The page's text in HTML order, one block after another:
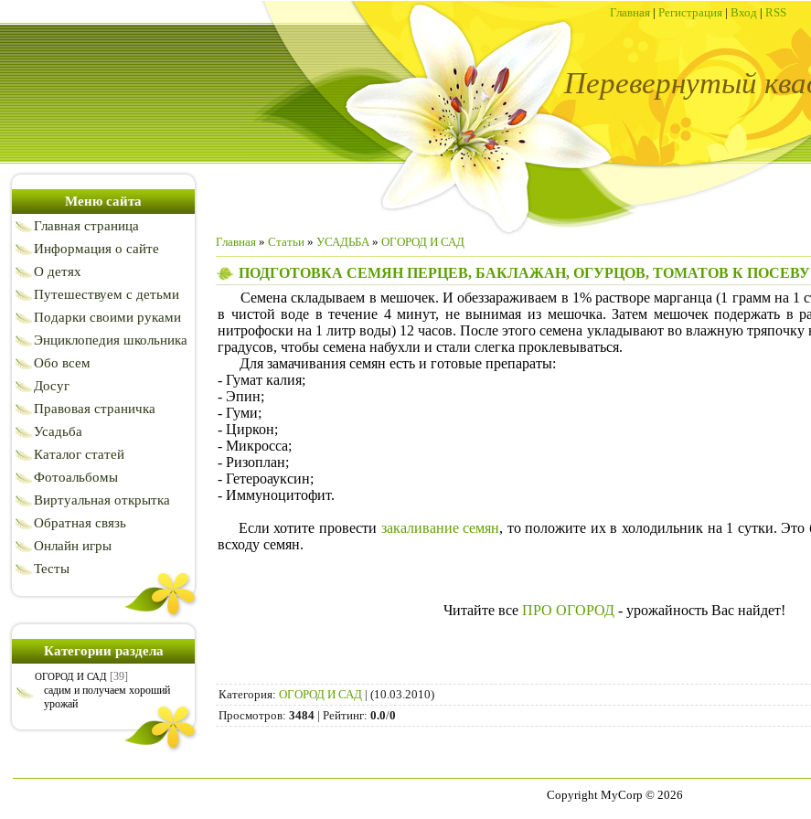
Главная | Регистрация | Вход | RSS
Перевернутый
Меню сайта
Главная страница
Информация о сайте
О детях
Путешествуем с детьми
Подарки своими руками
Энциклопедия школьника
Обо всем
Досуг
Правовая страничка
Усадьба
Каталог статей
Фотоальбомы
Виртуальная открытка
Обратная связь
Онлайн игры
Тесты
Категории раздела
ОГОРОД И САД [39]
садим и получаем хороший
урожай
Главная » Статьи » УСАДЬБА» ОГОРОД И САД
ПОДГОТОВКА СЕМЯН ПЕРЦЕВ, БАКЛАЖАН, ОГУРЦОВ, ТОМАТОВ К ПОСЕВУ
Семена складываем в мешочек. И обеззараживаем в 1% растворе марганца (1 грамм на 1
в чистой воде в течение 4 минут, не вынимая из мешочка. Затем мешочек подержать в
нитрофоски на 1 литр воды) 12 часов. После этого семена укладывают во влажную тряпочку
градусов, чтобы семена набухли и стали слегка проклевываться.
Для замачивания семян есть и готовые препараты:
- Гумат калия;
- Эпин;
- Гуми;
- Циркон;
- Микросса;
- Ризоплан;
- Гетероауксин;
- Иммуноцитофит.
Если хотите провести закаливание семян, то положите их в холодильник на 1 сутки. Это
всходу семян.
Читайте все ПРО ОГОРОД - урожайность Вас найдет!
Категория: ОГОРОД И САД | (10.03.2010)
Просмотров: 3484 | Рейтинг: 0.0/0
Copyright MyCorp © 2026